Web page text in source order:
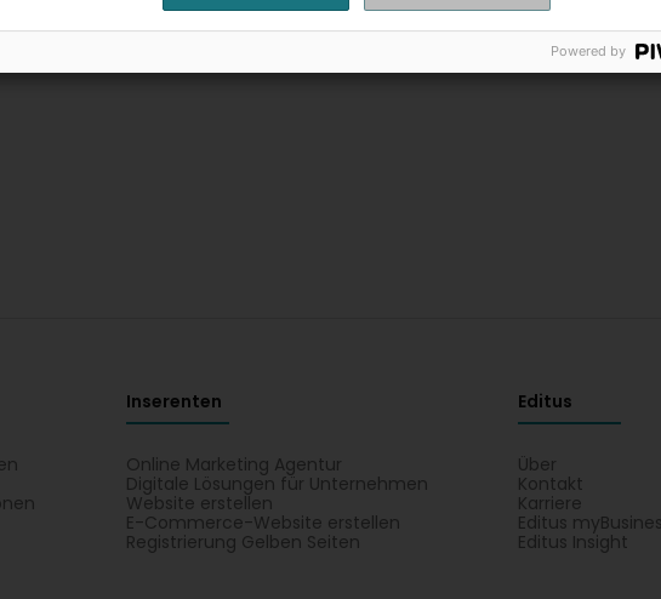
Inserenten
Online Marketing Agentur
Digitale Lösungen für Unternehmen
Website erstellen
E-Commerce-Website erstellen
Registrierung Gelben Seiten
Editus
Über
Kontakt
Karriere
Editus
Editus Insight
Powered by